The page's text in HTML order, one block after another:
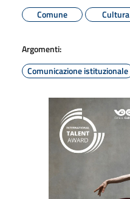
Comune
Cultura
Argomenti:
Comunicazione istituzionale